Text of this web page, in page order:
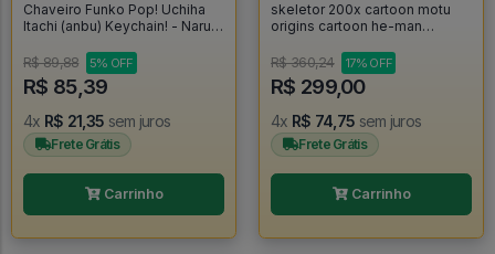
Chaveiro Funko Pop! Uchiha
Itachi (anbu) Keychain! - Naruto
R$ 89,88
5% OFF
R$ 85,39
4x R$ 21,35 sem juros
Frete Grátis
Carrinho
skeletor 200x cartoon motu
origins cartoon he-man
cartoon esqueleto keldor
heman - Masters Of The
Universe
R$ 360,24 17% OFF
R$ 299,00
4x R$ 74,75 sem juros
Frete Grátis
Carrinho